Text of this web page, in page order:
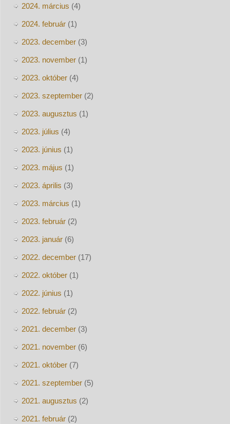
2024. március (4)
2024. február(1)
2023. december(3)
2023. november(1)
2023. október(4)
2023. szeptember(2)
2023. augusztus (1)
2023. július (4)
2023. június (1)
2023. május (1)
2023. április (3)
2023. március (1)
2023. február(2)
2023. január(6)
2022. december(17)
2022. október(1)
2022. június (1)
2022. február(2)
2021. december(3)
2021. november(6)
2021. október(7)
2021. szeptember(5)
2021. augusztus (2)
2021. február(2)